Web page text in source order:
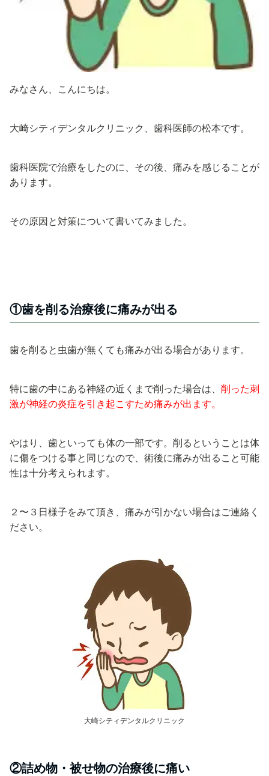
みなさん、こんにちは。
大崎シティデンタルクリニック、歯科医師の松本です。
歯科医院で治療をしたのに、その後、痛みを感じることが
あります。
その原因と対策について書いてみました。
①歯を削る治療後に痛みが出る
歯を削ると虫歯が無くても痛みが出る場合があります。
特に歯の中にある神経の近くまで削った場合は、 削った刺
激が神経の炎症を引き起こすため痛みが出ます。
やはり、歯といっても体の一部です。削るということは体
に傷をつける事と同じなので、術後に痛みが出ること可能
性は十分考えられます。
２〜３日様子をみて頂き、痛みが引かない場合はご連絡く
ださい。
大崎シティデンタルクリニック
②詰め物・被せ物の治療後に痛い